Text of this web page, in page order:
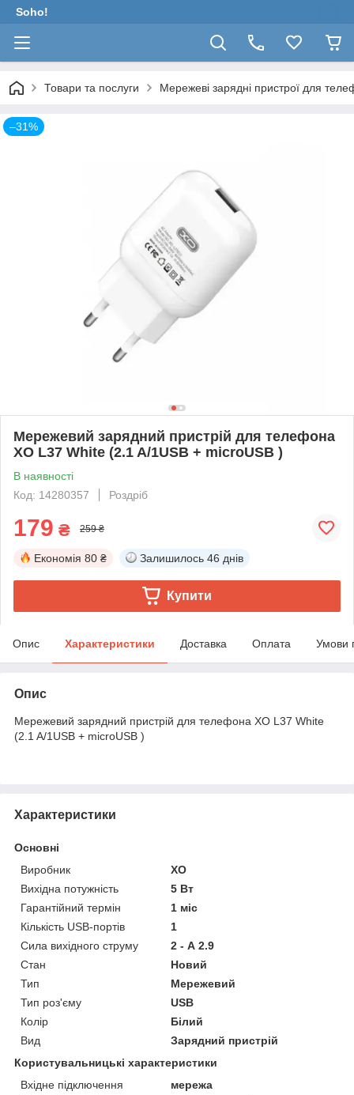
Soho!
Товари та послуги Мережеві зарядні пристрої для
–31%
Мережевий зарядний пристрій для телефона
XO L37 White (2.1 A/1USB + microUSB )
В наявності
Код: 14280357
Роздріб
179 ₴ 259 ₴
Економія 80 ₴ Залишилось 46 днів
Купити
Опис Характеристики Доставка Оплата Умови
Опис
Мережевий зарядний пристрій для телефона XO L37 White
(2.1 A/1USB + microUSB )
Характеристики
Основні
Виробник
XO
Вихідна потужність
5 Вт
Гарантійний термін
1 міс
Кількість USB-портів
1
Сила вихідного струму
2 - А 2.9
Стан
Новий
Тип
Мережевий
Тип роз'єму
USB
Колір
Білий
Вид
Зарядний пристрій
Користувальницькі характеристики
Вхідне підключення
мережа